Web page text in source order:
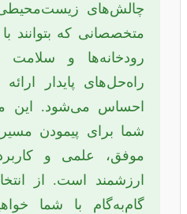
چالش‌های زیست‌محیطی
متخصصانی که بتوانند
رودخانه‌ها و سلامت
راه‌حل‌های پایدار
احساس می‌شود. این
شما برای پیمودن مسیر
موفق، علمی و
ارزشمند است. از
گام‌به‌گام با شما